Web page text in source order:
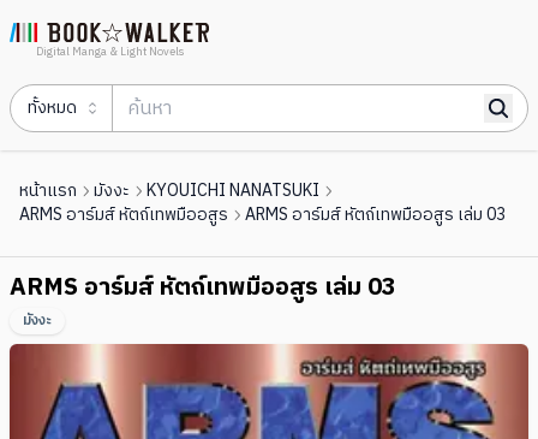
Digital Manga & Light Novels
ทั้งหมด
หน้าแรก มังงะ
KYOUICHI NANATSUKI
ARMS อาร์มส์ หัตถ์เทพมืออสูร
ARMS อาร์มส์ หัตถ์เทพมืออสูร เล่ม 03
ARMS อาร์มส์ หัตถ์เทพมืออสูร เล่ม 03
มังงะ